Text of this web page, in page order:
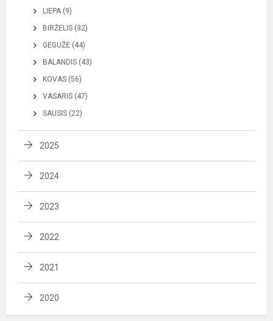
LIEPA (9)
BIRŽELIS (32)
GEGUŽĖ (44)
BALANDIS (43)
KOVAS (56)
VASARIS (47)
SAUSIS (22)
2025
2024
2023
2022
2021
2020